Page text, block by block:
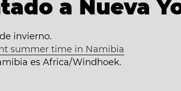
a Nueva
invierno.
summer time in Namibia
es Africa/Windhoek.